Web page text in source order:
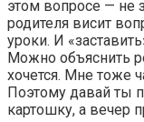
этом вопросе — не
родителя висит
уроки. И
Можно объяснить
хочется. Мне тоже
Поэтому давай ты
картошку, а вечер